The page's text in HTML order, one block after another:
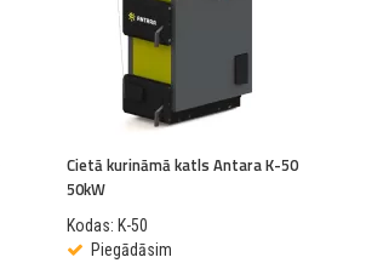
Cietā kurināmā katls Antara K-50
50kW
Kodas: K-50
Piegādāsim